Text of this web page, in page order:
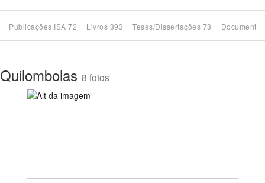
Tema
Área de Levantamento
Publicações ISA 72 Livros 393 Teses/Dissertações 73
Quilombolas 8 fotos